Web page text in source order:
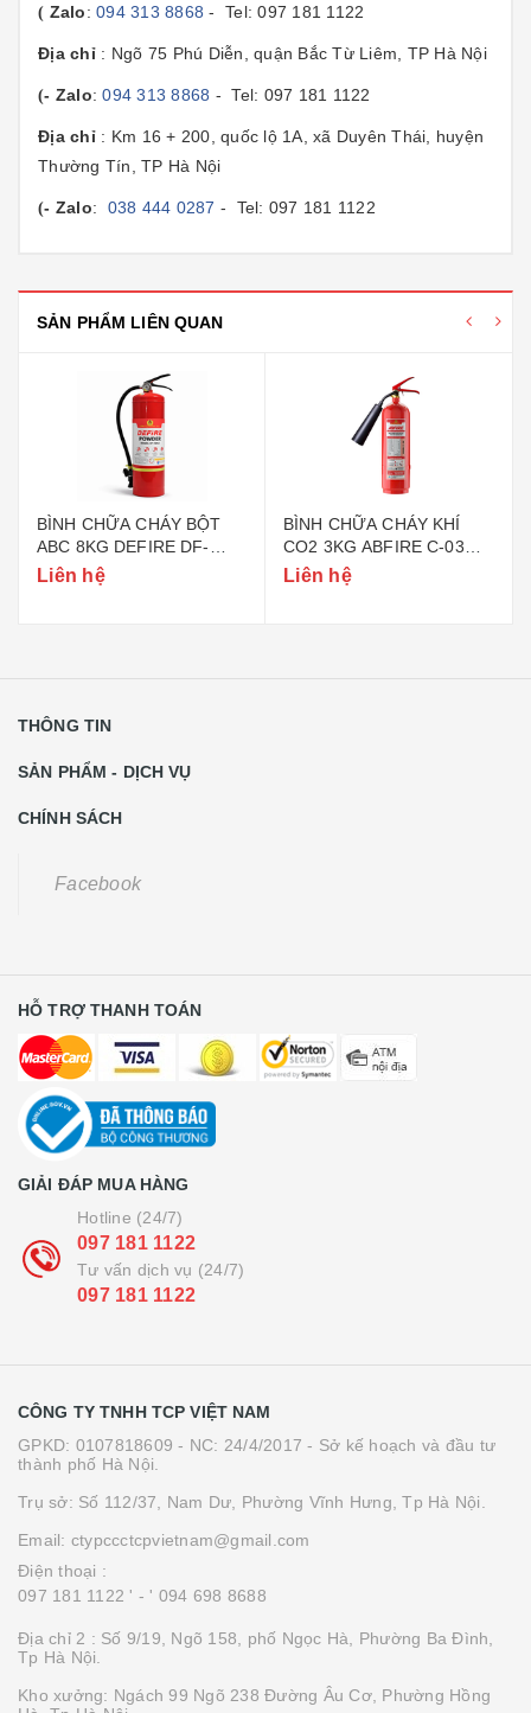
( Zalo: 094 313 8868- Tel: 097 181 1122
Địa chỉ : Ngõ 75 Phú Diễn, quận Bắc Từ Liêm, TP Hà Nội
(- Zalo:094 313 8868 - Tel: 097 181 1122
Địa chỉ : Km 16 + 200, quốc lộ 1A, xã Duyên Thái, huyện
Thường Tín, TP Hà Nội
(- Zalo: 038 444 0287 - Tel: 097 181 1122
SẢN PHẨM LIÊN QUAN
BÌNH CHỮA CHÁY BỘT
ABC 8KG DEFIRE DF-
ABC8 (BỘ CÔNG AN)
Liên hệ
BÌNH CHỮA CHÁY KHÍ
CO2 3KG ABFIRE C-03
(TEM BỘ CÔNG AN)
Liên hệ
THÔNG TIN
SẢN PHẨM - DỊCH VỤ
CHÍNH SÁCH
Facebook
HỖ TRỢ THANH TOÁN
GIẢI ĐÁP MUA HÀNG
Hotline (24/7)
097 181 1122
Tư vấn dịch vụ (24/7)
097 181 1122
CÔNG TY TNHH TCP VIỆT NAM
GPKD: 0107818609 - NC: 24/4/2017 - Sở kế hoạch và đầu tư
thành phố Hà Nội.
Trụ sở: Số 112/37, Nam Dư, Phường Vĩnh Hưng, Tp Hà Nội.
Email: ctypccctcpvietnam@gmail.com
Điện thoại :
097 181 1122 ' - ' 094 698 8688
Địa chỉ 2 : Số 9/19, Ngõ 158, phố Ngọc Hà, Phường Ba Đình,
Tp Hà Nội.
Kho xưởng: Ngách 99 Ngõ 238 Đường Âu Cơ, Phường Hồng